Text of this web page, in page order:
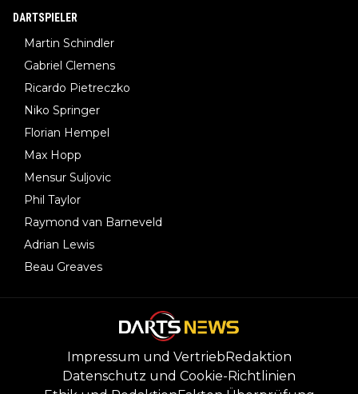
DARTSPIELER
Martin Schindler
Gabriel Clemens
Ricardo Pietreczko
Niko Springer
Florian Hempel
Max Hopp
Mensur Suljovic
Phil Taylor
Raymond van Barneveld
Adrian Lewis
Beau Greaves
Impressum und VertriebRedaktion
Datenschutz und Cookie-Richtlinien